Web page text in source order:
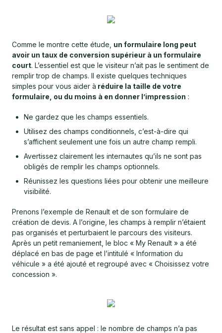
Comme le montre cette étude, un formulaire long peut
avoir un taux de conversion supérieur à un formulaire
court. L’essentiel est que le visiteur n’ait pas le sentiment de
remplir trop de champs. Il existe quelques techniques
simples pour vous aider à réduire la taille de votre
formulaire, ou du moins à en donner l’impression :
Ne gardez que les champs essentiels.
Utilisez des champs conditionnels, c’est-à-dire qui
s’affichent seulement une fois un autre champ rempli.
Avertissez clairement les internautes qu’ils ne sont pas
obligés de remplir les champs optionnels.
Réunissez les questions liées pour obtenir une meilleure
visibilité.
Prenons l’exemple de Renault et de son formulaire de
création de devis. A l’origine, les champs à remplir n’étaient
pas organisés et perturbaient le parcours des visiteurs.
Après un petit remaniement, le bloc « My Renault » a été
déplacé en bas de page et l’intitulé « Information du
véhicule » a été ajouté et regroupé avec « Choisissez votre
concession ».
Le résultat est sans appel : le nombre de champs n’a pas